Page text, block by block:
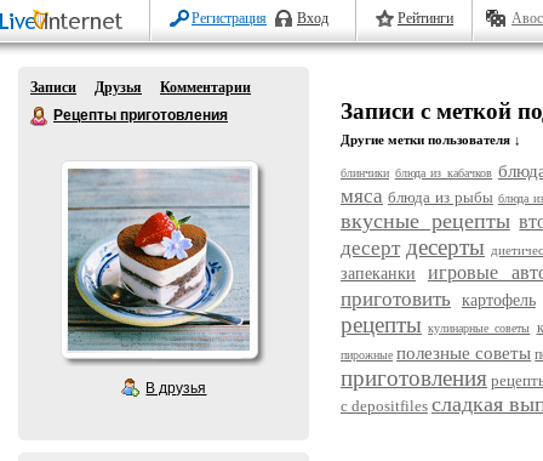
Регистрация Вход Рейтинги
Записи Друзья
Комментарии
Рецепты приготовления
В друзья
Записи с меткой
Другие метки пользователя ↓
блинчики блюда из кабачков
мяса блюда из рыбы блюда
вкусные рецепты
десерт десерты
запеканки игровые
приготовить картофель
рецепты кулинарные советы
пирожные полезные советы
приготовления
с depositfiles сладкая